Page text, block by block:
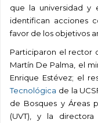
que la universidad y
identifican acciones
favor de los objetivos
Participaron el rector
Martín De Palma, el
Enrique Estévez; el
Tecnológica de la
de Bosques y Áreas
(UVT), y la